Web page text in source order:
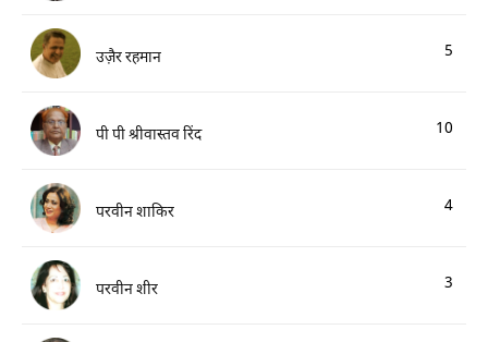
उज़ैर रहमान 5
पी पी श्रीवास्तव रिंद 10
परवीन शाकिर 4
परवीन शीर 3